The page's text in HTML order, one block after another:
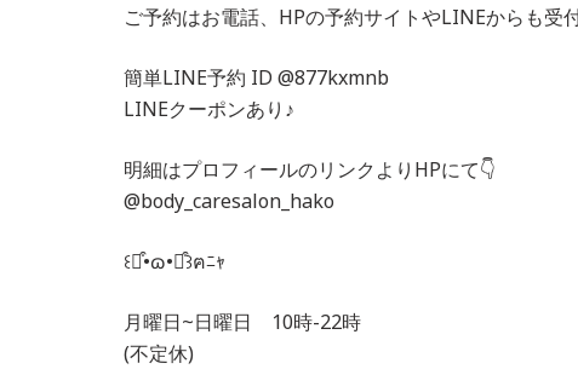
ご予約はお電話、HPの予約サイトやLINEからも受
簡単LINE予約 ID @877kxmnb
LINEクーポンあり♪
明細はプロフィールのリンクよりHPにて👇
@body_caresalon_hako
꒰⌯͒•ɷ•⌯͒꒱ฅﾆｬ
月曜日~日曜日 10時-22時
(不定休)